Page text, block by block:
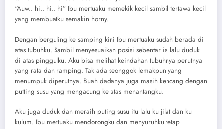
“Auw.. hi.. hi.. hi” Ibu mertuaku memekik kecil sambil tertawa kecil
yang membuatku semakin horny.
Dengan berguling ke samping kini Ibu mertuaku sudah berada di
atas tubuhku. Sambil menyesuaikan posisi sebentar ia lalu duduk
di atas pinggulku. Aku bisa melihat keindahan tubuhnya perutnya
yang rata dan ramping. Tak ada seonggok lemakpun yang
menumpuk diperutnya. Buah dadanya juga masih kencang dengan
putting susu yang mengacung ke atas menantangku.
Aku juga duduk dan meraih puting susu itu lalu ku jilat dan ku
kulum. Ibu mertuaku mendorongku dan menyuruhku tetap